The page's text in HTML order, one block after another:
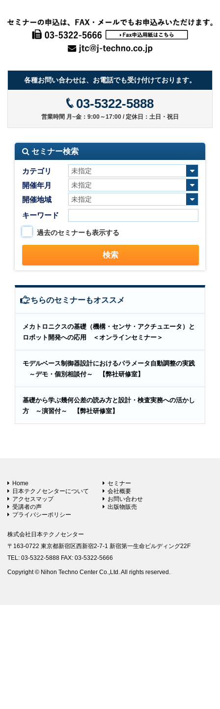
各種お問い合わせは、お電話でも受け付けております。
03-5322-5888
営業時間 月~金：9:00～17:00 / 定休日：土日・祝日
セミナー検索
カテゴリ
開催年月
開催地域
キーワード
過去のセミナーも表示する
こちらのセミナーもオススメ
メカトロニクスの基礎（機構・センサ・アクチュエータ）と
ロボット開発への応用 ＜オンラインセミナー＞
モデルベース制御器設計におけるパラメータ自動調整の実践
～デモ・個別相談付～ 【弊社研修室】
基礎から学ぶ幾何公差の読み方と設計・検査実務への活かし
方 ～演習付～ 【弊社研修室】
Home
セミナー
日本テクノセンターについて
会社概要
アクセスマップ
お問い合わせ
受講者の声
出版物販売
プライバシーポリシー
株式会社日本テクノセンター
〒163-0722 東京都新宿区西新宿2-7-1 新宿第一生命ビルディング22F
TEL: 03-5322-5888 FAX: 03-5322-5666
Copyright © Nihon Techno Center Co.,Ltd. All rights reserved.